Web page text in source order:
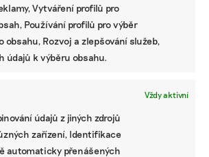
Vytváření profilů pro
Používání profilů pro výběr
obsahu, Rozvoj a zlepšování služeb,
údajů k výběru obsahu.
Vždy aktivní
údajů z jiných zdrojů
zařízení, Identifikace
automaticky přenášených
do špičkového výzkumu a
posílení lokální
ochrana přírodního prostředí
kontinentu. Druhým cílem
aby byl možný její růst
zvyšování využívání
zdrojů.